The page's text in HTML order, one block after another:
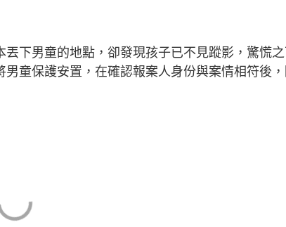
下男童的地點，卻發現孩子已不見蹤影，驚慌之
童保護安置，在確認報案人身份與案情相符後